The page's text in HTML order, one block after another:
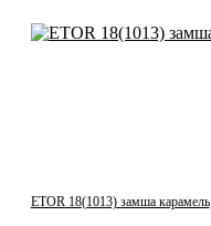
ETOR 18(1013) замша карамель